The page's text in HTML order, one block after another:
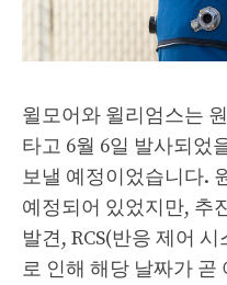
윌모어와 윌리엄스는
타고 6월 6일 발사되었
보낼 예정이었습니다.
예정되어 있었지만, 추
발견, RCS(반응 제어
로 인해 해당 날짜가 곧